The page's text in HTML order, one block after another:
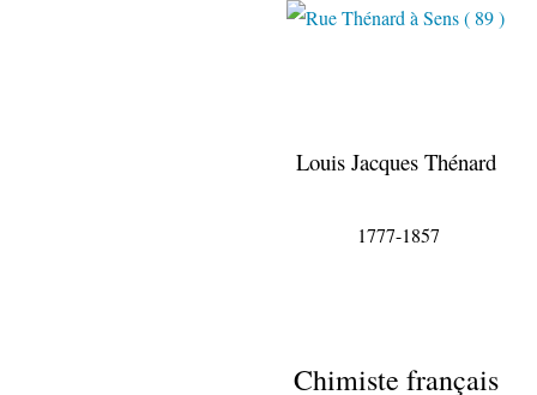
Louis Jacques Thénard
1777-1857
Chimiste français